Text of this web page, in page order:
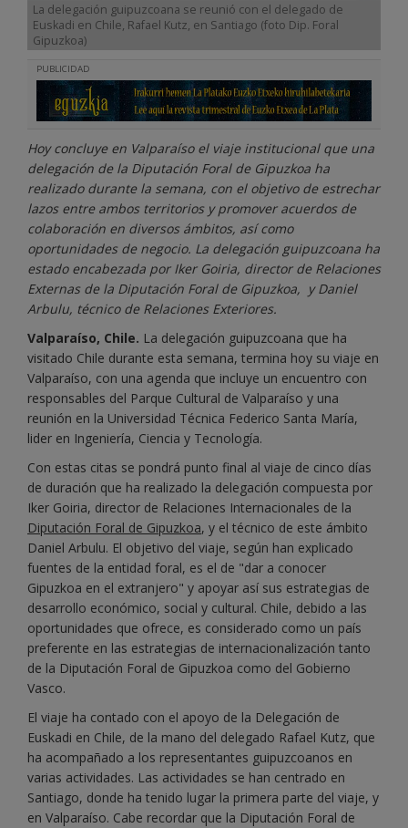
La delegación guipuzcoana se reunió con el delegado de
Euskadi en Chile, Rafael Kutz, en Santiago (foto Dip. Foral
Gipuzkoa)
PUBLICIDAD
Hoy concluye en Valparaíso el viaje institucional que una
delegación de la Diputación Foral de Gipuzkoa ha
realizado durante la semana, con el objetivo de estrechar
lazos entre ambos territorios y promover acuerdos de
colaboración en diversos ámbitos, así como
oportunidades de negocio. La delegación guipuzcoana ha
estado encabezada por Iker Goiria, director de Relaciones
Externas de la Diputación Foral de Gipuzkoa, y Daniel
Arbulu, técnico de Relaciones Exteriores.
Valparaíso, Chile. La delegación guipuzcoana que ha
visitado Chile durante esta semana, termina hoy su viaje en
Valparaíso, con una agenda que incluye un encuentro con
responsables del Parque Cultural de Valparaíso y una
reunión en la Universidad Técnica Federico Santa María,
lider en Ingeniería, Ciencia y Tecnología.
Con estas citas se pondrá punto final al viaje de cinco días
de duración que ha realizado la delegación compuesta por
Iker Goiria, director de Relaciones Internacionales de la
Diputación Foral de Gipuzkoa, y el técnico de este ámbito
Daniel Arbulu. El objetivo del viaje, según han explicado
fuentes de la entidad foral, es el de "dar a conocer
Gipuzkoa en el extranjero" y apoyar así sus estrategias de
desarrollo económico, social y cultural. Chile, debido a las
oportunidades que ofrece, es considerado como un país
preferente en las estrategias de internacionalización tanto
de la Diputación Foral de Gipuzkoa como del Gobierno
Vasco.
El viaje ha contado con el apoyo de la Delegación de
Euskadi en Chile, de la mano del delegado Rafael Kutz, que
ha acompañado a los representantes guipuzcoanos en
varias actividades. Las actividades se han centrado en
Santiago, donde ha tenido lugar la primera parte del viaje, y
en Valparaíso. Cabe recordar que la Diputación Foral de